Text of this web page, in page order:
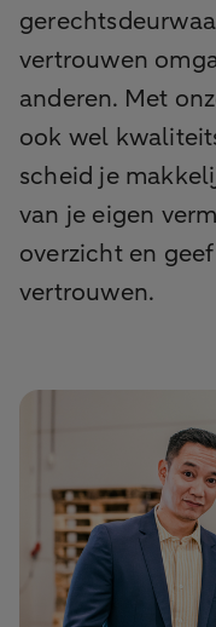
vertrouwen
anderen. Met
ook wel
scheid je
van je eigen
overzicht en
vertrouwen.